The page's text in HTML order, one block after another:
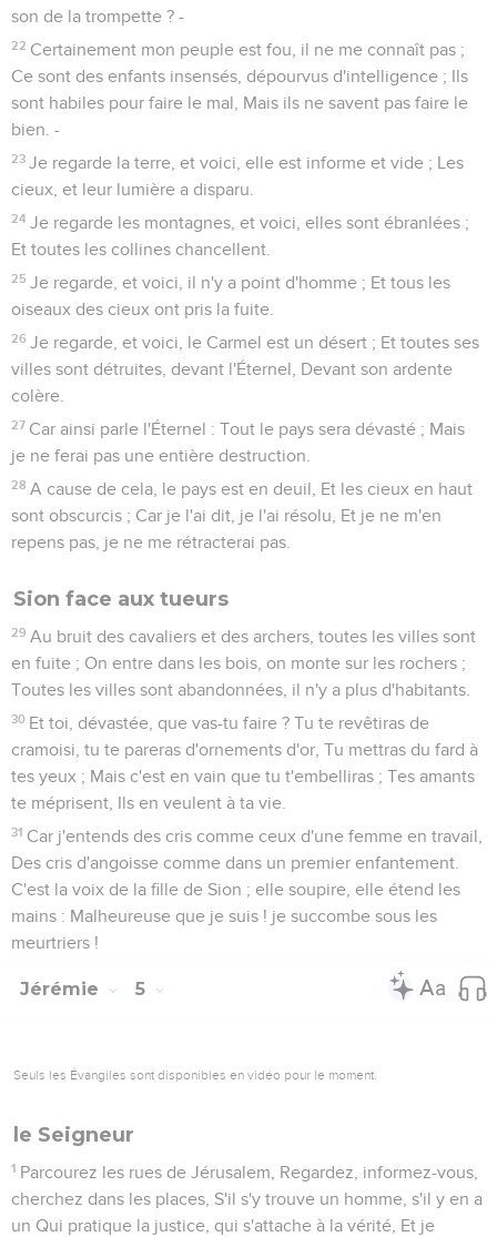
son de la trompette ? -
22 Certainement mon peuple est fou, il ne me connaît pas ;
Ce sont des enfants insensés, dépourvus d'intelligence ; Ils
sont habiles pour faire le mal, Mais ils ne savent pas faire le
bien. -
23 Je regarde la terre, et voici, elle est informe et vide ; Les
cieux, et leur lumière a disparu.
24 Je regarde les montagnes, et voici, elles sont ébranlées ;
Et toutes les collines chancellent.
25 Je regarde, et voici, il n'y a point d'homme ; Et tous les
oiseaux des cieux ont pris la fuite.
26 Je regarde, et voici, le Carmel est un désert ; Et toutes ses
villes sont détruites, devant l'Éternel, Devant son ardente
colère.
27 Car ainsi parle l'Éternel : Tout le pays sera dévasté ; Mais
je ne ferai pas une entière destruction.
28 A cause de cela, le pays est en deuil, Et les cieux en haut
sont obscurcis ; Car je l'ai dit, je l'ai résolu, Et je ne m'en
repens pas, je ne me rétracterai pas.
Sion face aux tueurs
29 Au bruit des cavaliers et des archers, toutes les villes sont
en fuite ; On entre dans les bois, on monte sur les rochers ;
Toutes les villes sont abandonnées, il n'y a plus d'habitants.
30 Et toi, dévastée, que vas-tu faire ? Tu te revêtiras de
cramoisi, tu te pareras d'ornements d'or, Tu mettras du fard à
tes yeux ; Mais c'est en vain que tu t'embelliras ; Tes amants
te méprisent, Ils en veulent à ta vie.
31 Car j'entends des cris comme ceux d'une femme en travail,
Des cris d'angoisse comme dans un premier enfantement.
C'est la voix de la fille de Sion ; elle soupire, elle étend les
mains : Malheureuse que je suis ! je succombe sous les
meurtriers !
Jérémie 5
Seuls les Évangiles sont disponibles en vidéo pour le moment.
le Seigneur
1 Parcourez les rues de Jérusalem, Regardez, informez-vous,
cherchez dans les places, S'il s'y trouve un homme, s'il y en a
un Qui pratique la justice, qui s'attache à la vérité, Et je